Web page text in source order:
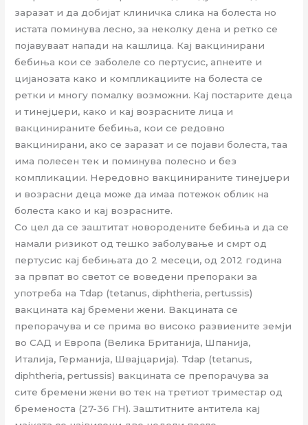
заразат и да добијат клиничка слика на болеста но
истата поминува лесно, за неколку дена и ретко се
појавуваат напади на кашлица. Кај вакцинирани
бебиња кои се заболеле со пертусис, апнеите и
цијанозата како и компликациите на болеста се
ретки и многу помалку возможни. Кај постарите деца
и тинејџери, како и кај возрасните лица и
вакцинираните бебиња, кои се редовно
вакцинирани, ако се заразат и се појави болеста, таа
има полесен тек и поминува полесно и без
компликации. Нередовно вакцинираните тинејџери
и возрасни деца може да имаа потежок облик на
болеста како и кај возрасните.
Со цел да се заштитат новородените бебиња и да се
намали ризикот од тешко заболување и смрт од
пертусис кај бебињата до 2 месеци, од 2012 година
за првпат во светот се воведени препораки за
употреба на Tdap (tetanus, diphtheria, pertussis)
вакцината кај бремени жени. Вакцината се
препорачува и се прима во високо развиените земји
во САД и Европа (Велика Британија, Шпанија,
Италија, Германија, Швајцарија). Tdap (tetanus,
diphtheria, pertussis) вакцината се препорачува за
сите бремени жени во тек на третиот триместар од
бременоста (27-36 ГН). Заштитните антитела кај